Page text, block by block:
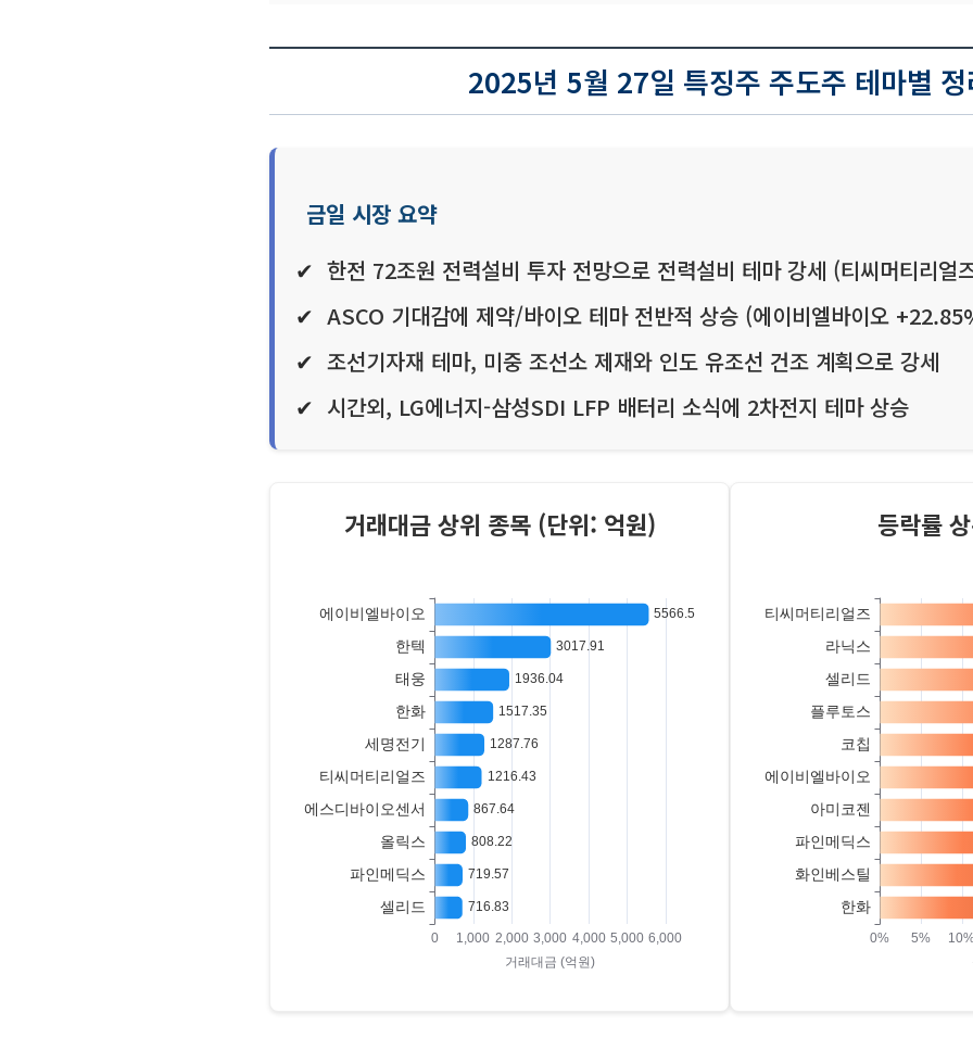
2025년 5월 27일 특징주 주도주 테마별 정
한전 72조원 전력설비 투자 전망으로 전력설비 테마 강세 (티씨머티리
ASCO 기대감에 제약/바이오 테마 전반적 상승 (에이비엘바이오
조선기자재 테마, 미중 조선소 제재와 인도 유조선 건조 계획으로 강세
시간외, LG에너지-삼성SDI LFP 배터리 소식에 2차전지 테마 상승
거래대금 상위 종목 (단위: 억원) 등락률